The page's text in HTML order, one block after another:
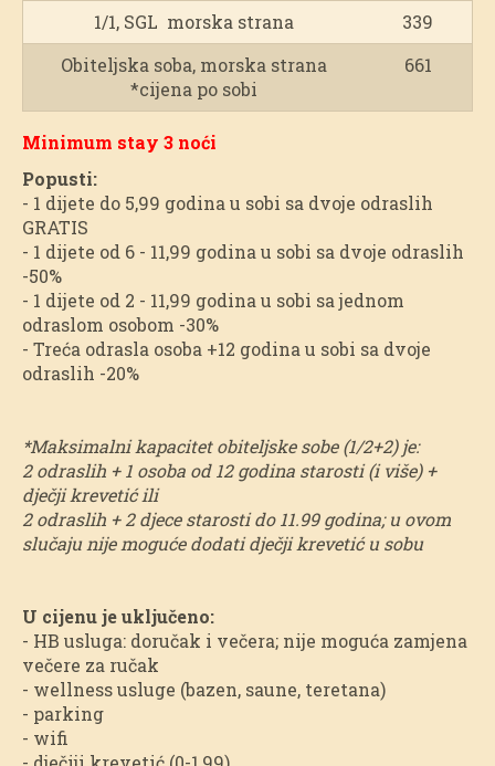
1/1, SGL morska strana
339
Obiteljska soba, morska strana
*cijena po sobi
661
Minimum stay 3 noći
Popusti:
- 1 dijete do 5,99 godina u sobi sa dvoje odraslih
GRATIS
- 1 dijete od 6 - 11,99 godina u sobi sa dvoje odraslih
-50%
- 1 dijete od 2 - 11,99 godina u sobi sa jednom
odraslom osobom -30%
- Treća odrasla osoba +12 godina u sobi sa dvoje
odraslih -20%
*Maksimalni kapacitet obiteljske sobe (1/2+2) je:
2 odraslih + 1 osoba od 12 godina starosti (i više) +
dječji krevetić ili
2 odraslih + 2 djece starosti do 11.99 godina; u ovom
slučaju nije moguće dodati dječji krevetić u sobu
U cijenu je uključeno:
- HB usluga: doručak i večera; nije moguća zamjena
večere za ručak
- wellness usluge (bazen, saune, teretana)
- parking
- wifi